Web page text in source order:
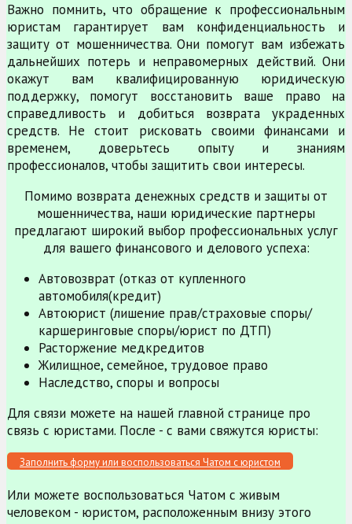
Важно помнить, что обращение к профессиональным
юристам гарантирует вам конфиденциальность и
защиту от мошенничества. Они помогут вам избежать
дальнейших потерь и неправомерных действий. Они
окажут вам квалифицированную юридическую
поддержку, помогут восстановить ваше право на
справедливость и добиться возврата украденных
средств. Не стоит рисковать своими финансами и
временем, доверьтесь опыту и знаниям
профессионалов, чтобы защитить свои интересы.
Помимо возврата денежных средств и защиты от
мошенничества, наши юридические партнеры
предлагают широкий выбор профессиональных услуг
для вашего финансового и делового успеха:
Автовозврат (отказ от купленного
автомобиля(кредит)
Автоюрист (лишение прав/страховые споры/
каршеринговые споры/юрист по ДТП)
Расторжение медкредитов
Жилищное, семейное, трудовое право
Наследство, споры и вопросы
Для связи можете на нашей главной странице про
связь с юристами. После - с вами свяжутся юристы:
Заполнить форму или воспользоваться Чатом с юристом
Или можете воспользоваться Чатом с живым
человеком - юристом, расположенным внизу этого